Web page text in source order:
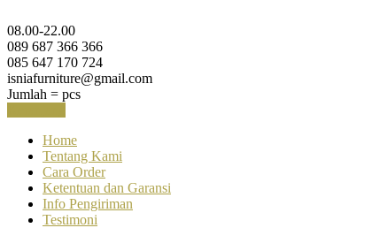
08.00-22.00
089 687 366 366
085 647 170 724
isniafurniture@gmail.com
Jumlah = pcs
Home
Tentang Kami
Cara Order
Ketentuan dan Garansi
Info Pengiriman
Testimoni